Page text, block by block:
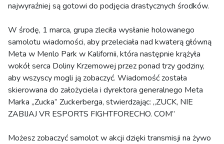
najwyraźniej są gotowi do podjęcia drastycznych środków.
W środę, 1 marca, grupa zleciła wysłanie holowanego
samolotu wiadomości, aby przeleciała nad kwaterą główną
Meta w Menlo Park w Kalifornii, która następnie krążyła
wokół serca Doliny Krzemowej przez ponad trzy godziny,
aby wszyscy mogli ją zobaczyć. Wiadomość została
skierowana do założyciela i dyrektora generalnego Meta
Marka „Zucka” Zuckerberga, stwierdzając: „ZUCK, NIE
ZABIJAJ VR ESPORTS FIGHTFORECHO. COM”
Możesz zobaczyć samolot w akcji dzięki transmisji na żywo